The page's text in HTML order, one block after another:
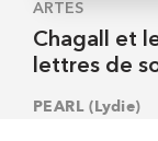
ARTES
Chagall et
lettres de
PEARL (Lydie)